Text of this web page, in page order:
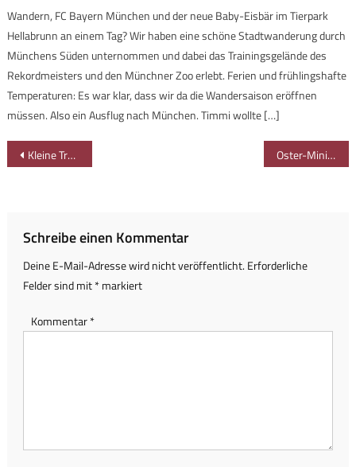
Wandern, FC Bayern München und der neue Baby-Eisbär im Tierpark
Hellabrunn an einem Tag? Wir haben eine schöne Stadtwanderung durch
Münchens Süden unternommen und dabei das Trainingsgelände des
Rekordmeisters und den Münchner Zoo erlebt. Ferien und frühlingshafte
Temperaturen: Es war klar, dass wir da die Wandersaison eröffnen
müssen. Also ein Ausflug nach München. Timmi wollte […]
Beitragsnavigation
Kleine Traumtour durch die Gießenbachklamm zur Schopperalm Oster-Mini-Gewinnspiel: 5 x Kinderapotheke für Zuhause
Schreibe einen Kommentar
Deine E-Mail-Adresse wird nicht veröffentlicht. Erforderliche
Felder sind mit*markiert
Kommentar*